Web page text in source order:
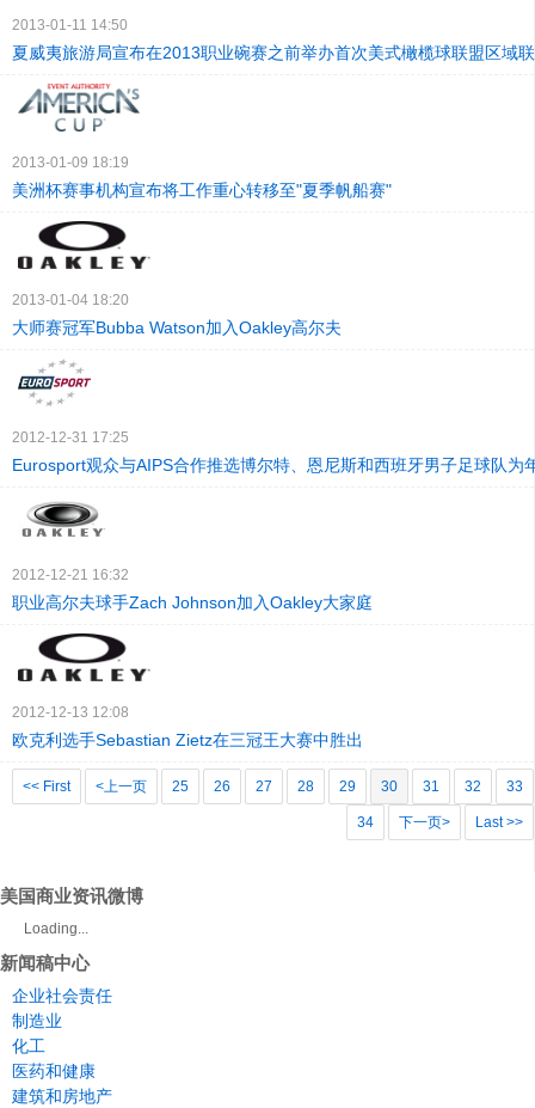
2013-01-11 14:50
夏威夷旅游局宣布在2013职业碗赛之前举办首次美式橄榄球联盟区域
2013-01-09 18:19
美洲杯赛事机构宣布将工作重心转移至"夏季帆船赛"
2013-01-04 18:20
大师赛冠军Bubba Watson加入Oakley高尔夫
2012-12-31 17:25
Eurosport观众与AIPS合作推选博尔特、恩尼斯和西班牙男子足球队为
2012-12-21 16:32
职业高尔夫球手Zach Johnson加入Oakley大家庭
2012-12-13 12:08
欧克利选手Sebastian Zietz在三冠王大赛中胜出
<< First <上一页 25 26 27 28 29 30 31 32 33
34 下一页> Last >>
美国商业资讯微博
Loading...
新闻稿中心
企业社会责任
制造业
化工
医药和健康
建筑和房地产